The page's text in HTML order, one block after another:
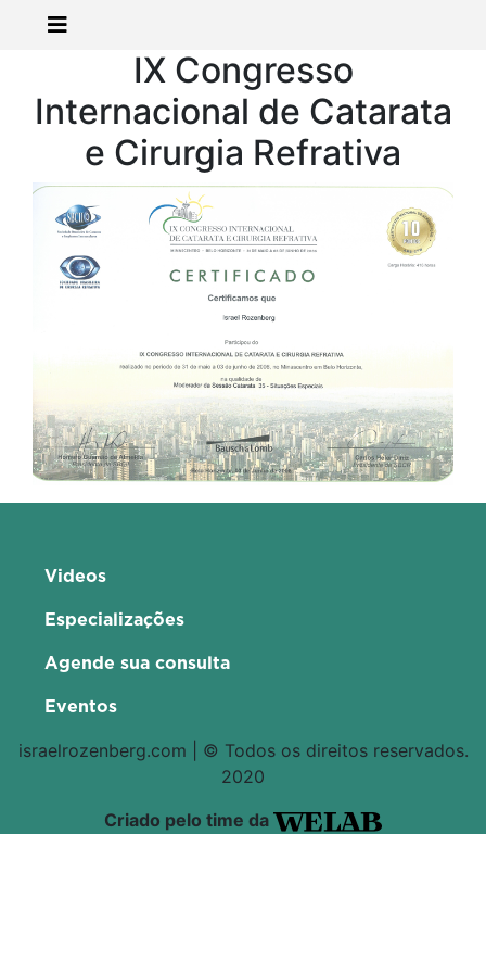
IX Congresso
Internacional de Catarata
e Cirurgia Refrativa
Videos
Especializações
Agende sua consulta
Eventos
israelrozenberg.com | © Todos os direitos reservados.
2020
Criado pelo time da